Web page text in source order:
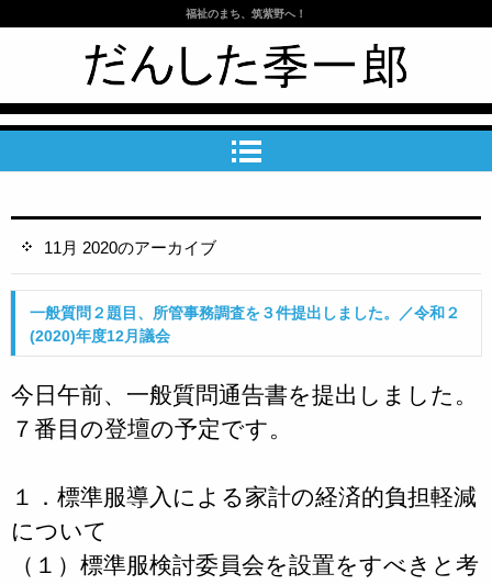
筑紫野市議会議員 だんした季一郎公
式HP
福祉のまち、筑紫野へ！
11月 2020のアーカイブ
一般質問２題目、所管事務調査を３件提出しました。／令和２
(2020)年度12月議会
今日午前、一般質問通告書を提出しました。
７番目の登壇の予定です。
１．標準服導入による家計の経済的負担軽減
について
（１）標準服検討委員会を設置をすべきと考